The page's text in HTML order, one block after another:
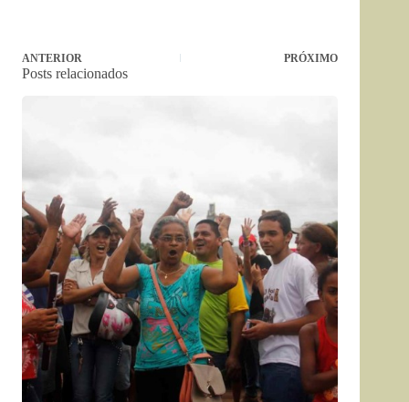
ANTERIOR PRÓXIMO
Posts relacionados